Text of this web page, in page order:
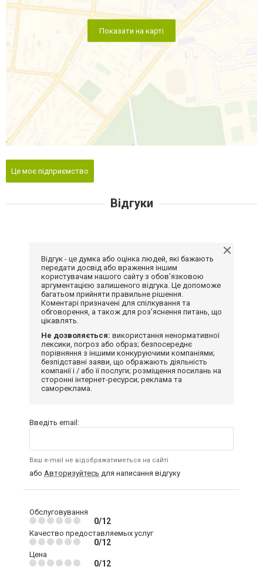
Показати на карті
Це моє підприємство
Відгуки
Відгук - це думка або оцінка людей, які бажають
передати досвід або враження іншим
користувачам нашого сайту з обов'язковою
аргументацією залишеного відгука. Це допоможе
багатьом прийняти правильне рішення.
Коментарі призначені для спілкування та
обговорення, а також для роз'яснення питань, що
цікавлять.
Не дозволяється: використання ненормативної
лексики, погроз або образ; безпосереднє
порівняння з іншими конкуруючими компаніями;
безпідставні заяви, що ображають діяльність
компанії і / або її послуги; розміщення посилань на
сторонні інтернет-ресурси; реклама та
самореклама.
Введіть email:
Ваш e-mail не відображатиметься на сайті
або Авторизуйтесь для написання відгуку
Обслуговування
0/12
Качество предоставляемых услуг
0/12
Цена
0/12